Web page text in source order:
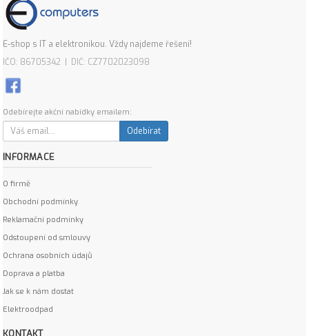
E-shop s IT a elektronikou. Vždy najdeme řešení!
IČO: 86705342 | DIČ: CZ7702023098
Odebírejte akční nabídky emailem:
Odebírat
INFORMACE
O firmě
Obchodní podmínky
Reklamační podmínky
Odstoupení od smlouvy
Ochrana osobních údajů
Doprava a platba
Jak se k nám dostat
Elektroodpad
KONTAKT